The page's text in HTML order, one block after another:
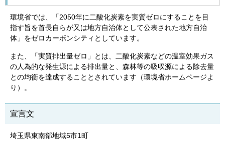
環境省では、「2050年に二酸化炭素を実質ゼロにすることを目
指す旨を首長自らが又は地方自治体として公表された地方自治
体」をゼロカーボンシティとしています。
また、「実質排出量ゼロ」とは、二酸化炭素などの温室効果ガス
の人為的な発生源による排出量と、森林等の吸収源による除去量
との均衡を達成することとされています（環境省ホームページよ
り）。
宣言文
埼玉県東南部地域5市1町